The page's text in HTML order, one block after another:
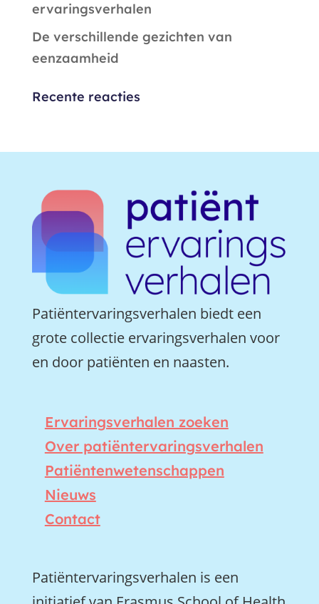
ervaringsverhalen
De verschillende gezichten van
eenzaamheid
Recente reacties
Patiëntervaringsverhalen biedt een
grote collectie ervaringsverhalen voor
en door patiënten en naasten.
Ervaringsverhalen zoeken
Over patiëntervaringsverhalen
Patiëntenwetenschappen
Nieuws
Contact
Patiëntervaringsverhalen is een